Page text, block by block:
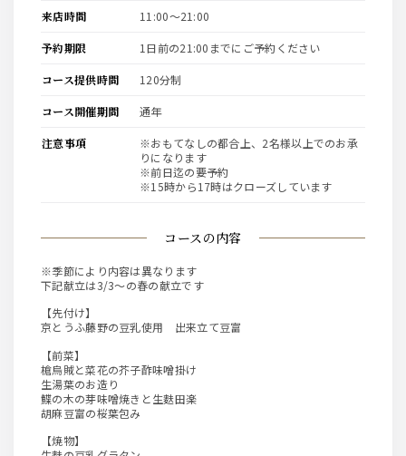
コースの内容
※季節により内容は異なります
下記献立は3/3～の春の献立です
【先付け】
京とうふ藤野の豆乳使用 出来立て豆富
【前菜】
槍烏賊と菜花の芥子酢味噌掛け
生湯葉のお造り
鰈の木の芽味噌焼きと生麩田楽
胡麻豆富の桜葉包み
【焼物】
来店時間 11:00〜21:00
予約期限 1日前の21:00までにご予約ください
コース提供時間 120分制
コース開催期間 通年
注意事項
※おもてなしの都合上、2名様以上でのお承
りになります
※前日迄の要予約
※15時から17時はクローズしています